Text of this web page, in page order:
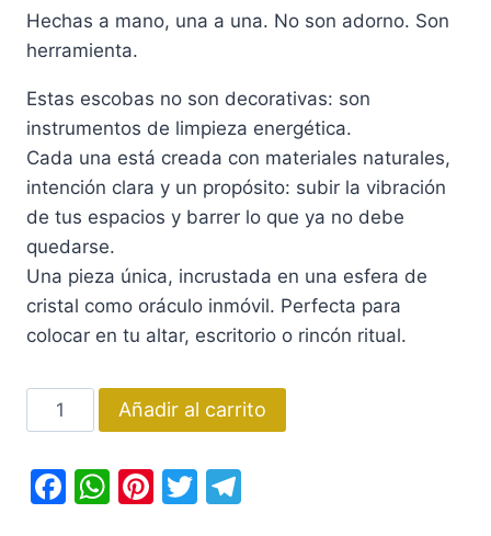
Hechas a mano, una a una. No son adorno. Son
herramienta.
Estas escobas no son decorativas: son
instrumentos de limpieza energética.
Cada una está creada con materiales naturales,
intención clara y un propósito: subir la vibración
de tus espacios y barrer lo que ya no debe
quedarse.
Una pieza única, incrustada en una esfera de
cristal como oráculo inmóvil. Perfecta para
colocar en tu altar, escritorio o rincón ritual.
ESCOBA
MÁGICA
DE
Añadir al carrito
Facebook
WhatsApp
Pinterest
Twitter